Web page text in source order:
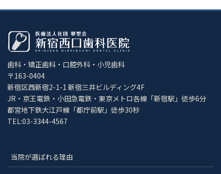
歯科・矯正歯科・口腔外科・小児歯科
〒163-0404
新宿区西新宿2-1-1 新宿三井ビルディング4F
JR・京王電鉄・小田急電鉄・東京メトロ各線「新宿駅」徒歩6分
都営地下鉄大江戸線「都庁前駅」徒歩30秒
TEL:03-3344-4567
当院が選ばれる理由